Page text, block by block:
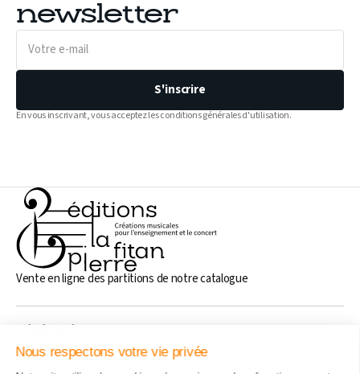
Nous respectons votre vie privée
newsletter
Votre
mail
S'inscrire
En vous inscrivant, vous acceptez les conditions générales d'utilisation.
Vente en ligne des partitions de notre catalogue
Généralités